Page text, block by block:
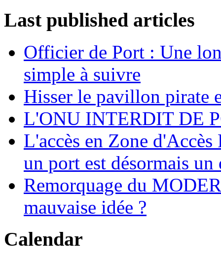
Last published articles
Officier de Port : Une
simple à suivre
Hisser le pavillon pirate
L'ONU INTERDIT DE
L'accès en Zone
un port est désormais un
Remorquage du
mauvaise idée ?
Calendar